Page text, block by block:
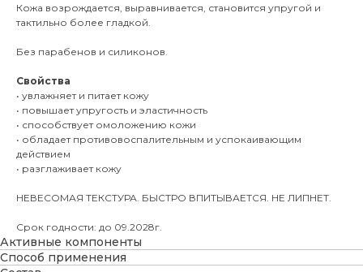
Кожа возрождается, выравнивается, становится упругой и
тактильно более гладкой.
Без парабенов и силиконов.
Свойства
•⁠ ⁠увлажняет и питает кожу
•⁠ ⁠повышает упругость и эластичность
•⁠ ⁠способствует омоложению кожи
•⁠ ⁠обладает противовоспалительным и успокаивающим
действием
•⁠ ⁠разглаживает кожу
НЕВЕСОМАЯ ТЕКСТУРА. БЫСТРО ВПИТЫВАЕТСЯ. НЕ ЛИПНЕТ.
Срок годности: до 09.2028г.
Активные компоненты
Способ применения